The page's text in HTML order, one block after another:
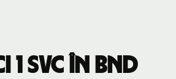
SVC în BND